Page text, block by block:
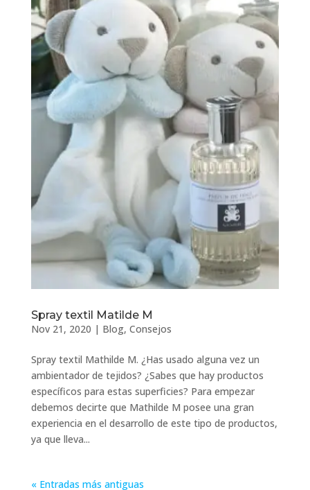
Spray textil Matilde M
Nov 21, 2020 | Blog, Consejos
Spray textil Mathilde M. ¿Has usado alguna vez un
ambientador de tejidos? ¿Sabes que hay productos
específicos para estas superficies? Para empezar
debemos decirte que Mathilde M posee una gran
experiencia en el desarrollo de este tipo de productos,
ya que lleva...
« Entradas más antiguas